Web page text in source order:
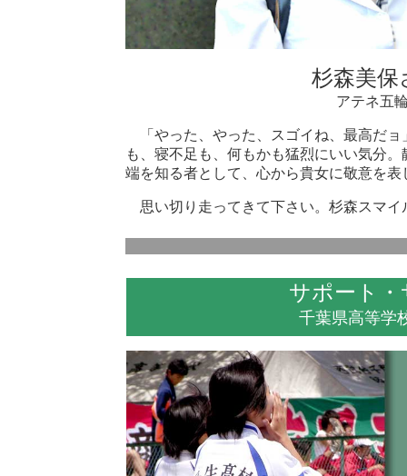
杉森美
アテネ五
「やった、やった、スゴイね、最高だ
も、寝不足も、何もかも猛烈にいい気分
端を知る者として、心から貴女に敬意を
思い切り走ってきて下さい。杉森
サポート
千葉県高等学